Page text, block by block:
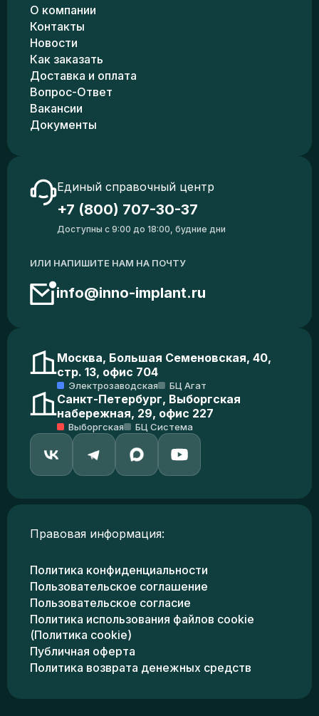
О компании
Контакты
Новости
Как заказать
Доставка и оплата
Вопрос-Ответ
Вакансии
Документы
Единый справочный центр
+7 (800) 707-30-37
Доступны с 9:00 до 18:00, будние дни
ИЛИ НАПИШИТЕ НАМ НА ПОЧТУ
info@inno-implant.ru
Москва, Большая Семеновская, 40,
стр. 13, офис 704
Электрозаводская БЦ Агат
Санкт-Петербург, Выборгская
набережная, 29, офис 227
Выборгская БЦ Система
Правовая информация:
Политика конфиденциальности
Пользовательское соглашение
Пользовательское согласие
Политика использования файлов cookie
(Политика cookie)
Публичная оферта
Политика возврата денежных средств